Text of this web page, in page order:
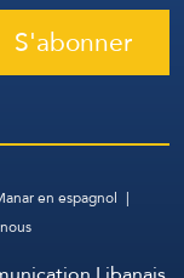
S'abonner
en espagnol